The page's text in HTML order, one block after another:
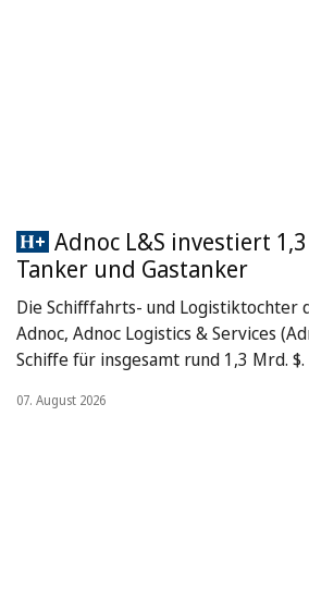
Adnoc L&S investiert
Tanker und Gastanker
Die Schifffahrts- und Logistiktochter
Adnoc, Adnoc Logistics & Services
Schiffe für insgesamt rund 1,3 Mrd. $.
07. August 2026